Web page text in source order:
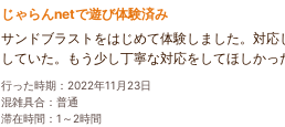
じゃらんnetで遊び体験済み
サンドブラストをはじめて体験しました。対
していた。もう少し丁寧な対応をしてほしかっ
行った時期：2022年11月23日
混雑具合：普通
滞在時間：1～2時間